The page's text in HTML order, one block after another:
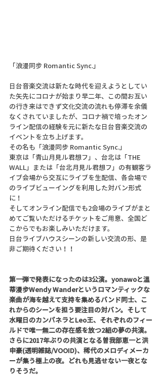
「浪漫同步 Romantic Sync.」
日台音楽交流は新たな時代を迎えようとしてい
た矢先にコロナが始まり早二年、この間お互い
の行き来はできず文化交流の流れも停滞を余儀
なくされていましたが、コロナ禍で培ったオン
ライン配信の経験を元に新たな日台音楽交流の
イベントを立ち上げます。
その名も「浪漫同步 Romantic Sync.」
東京は「青山月見ル君想フ」、台北は「THE
WALL」または「台北月見ル君想フ」の有観客ラ
イブ会場から交互にライブを生配信、各会場で
のライブビューイングを利用した対バン形式
に！
そしてオンライン配信でも2会場のライブがまと
めてご覧いただけるチケットをご用意、全国ど
こからでもお楽しみいただけます。
日台ライブハウスシーンの新しい交流の形、是
非ご期待ください！！
第一弾で発表になったのは3公演。yonawoと溫
蒂漫步Wendy Wanderというロマンティックな
楽曲が海を越えて支持を集めるバンド同士、こ
れからのシーンを担う要注目の対バン。そして
水曜日のカンパネラとLeo王、それぞれのフィー
ルドで唯一無二の存在感を放つ2組の夢の共演。
さらに2017年ぶりの共演となる曽我部恵一と洪
申豪(透明雑誌/VOOID)、稀代のメロディメーカ
ーが集う極上の夜。どれも見逃せない一夜とな
りそうだ。